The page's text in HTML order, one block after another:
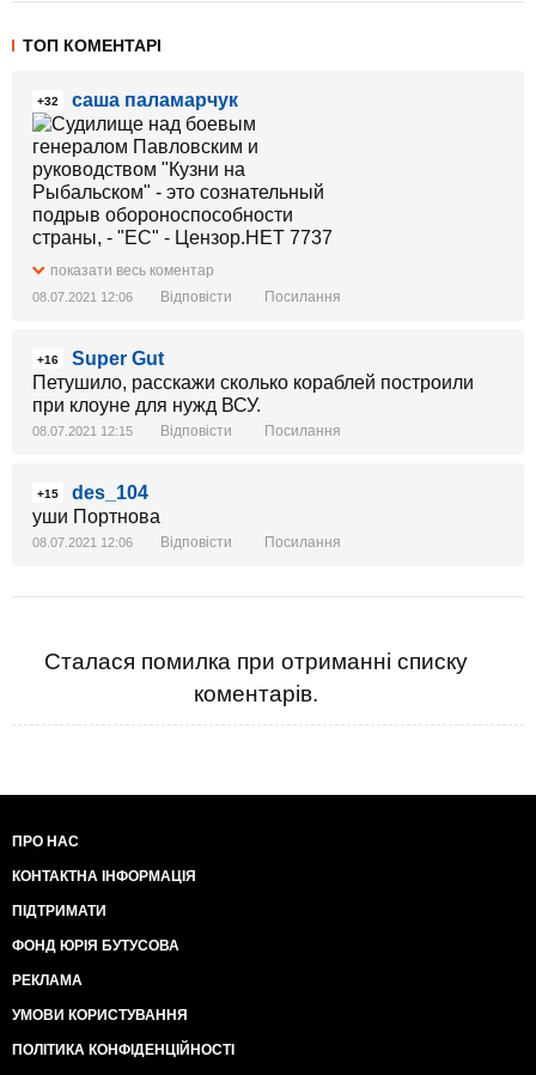
ТОП КОМЕНТАРІ
+32 саша паламарчук
показати весь коментар
08.07.2021 12:06 Відповісти Посилання
+16
Super Gut
Петушило, расскажи сколько кораблей построили
при клоуне для нужд ВСУ.
08.07.2021 12:15 Відповісти Посилання
+15
des_104
уши Портнова
08.07.2021 12:06 Відповісти Посилання
Сталася помилка при отриманні списку
коментарів.
ПРО НАС
КОНТАКТНА ІНФОРМАЦІЯ
ПІДТРИМАТИ
ФОНД ЮРІЯ БУТУСОВА
РЕКЛАМА
УМОВИ КОРИСТУВАННЯ
ПОЛІТИКА КОНФІДЕНЦІЙНОСТІ